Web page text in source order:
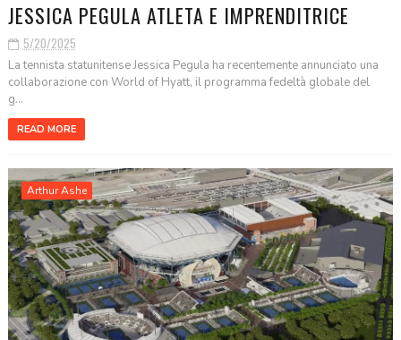
JESSICA PEGULA ATLETA E IMPRENDITRICE
5/20/2025
La tennista statunitense Jessica Pegula ha recentemente annunciato una
collaborazione con World of Hyatt, il programma fedeltà globale del
g...
READ MORE
Arthur Ashe